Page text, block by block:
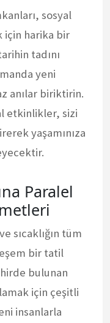
sosyal
için harika bir
tadını
yeni
anılar biriktirin.
etkinlikler, sizi
yaşamınıza
Paralel
sıcaklığın tüm
bir tatil
bulunan
için çeşitli
insanlarla